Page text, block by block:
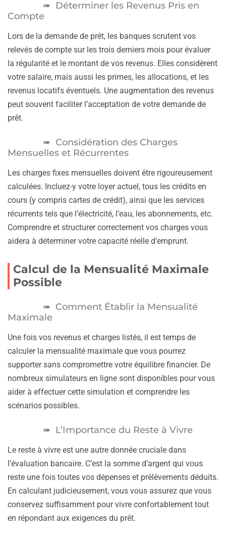
Déterminer les Revenus Pris en
Compte
Lors de la demande de prêt, les banques scrutent vos
relevés de compte sur les trois derniers mois pour évaluer
la régularité et le montant de vos revenus. Elles considèrent
votre salaire, mais aussi les primes, les allocations, et les
revenus locatifs éventuels. Une augmentation des revenus
peut souvent faciliter l’acceptation de votre demande de
prêt.
Considération des Charges
Mensuelles et Récurrentes
Les charges fixes mensuelles doivent être rigoureusement
calculées. Incluez-y votre loyer actuel, tous les crédits en
cours (y compris cartes de crédit), ainsi que les services
récurrents tels que l’électricité, l’eau, les abonnements, etc.
Comprendre et structurer correctement vos charges vous
aidera à déterminer votre capacité réelle d’emprunt.
Calcul de la Mensualité Maximale
Possible
Comment Établir la Mensualité
Maximale
Une fois vos revenus et charges listés, il est temps de
calculer la mensualité maximale que vous pourrez
supporter sans compromettre votre équilibre financier. De
nombreux simulateurs en ligne sont disponibles pour vous
aider à effectuer cette simulation et comprendre les
scénarios possibles.
L’Importance du Reste à Vivre
Le reste à vivre est une autre donnée cruciale dans
l’évaluation bancaire. C’est la somme d’argent qui vous
reste une fois toutes vos dépenses et prélèvements déduits.
En calculant judicieusement, vous vous assurez que vous
conservez suffisamment pour vivre confortablement tout
en répondant aux exigences du prêt.